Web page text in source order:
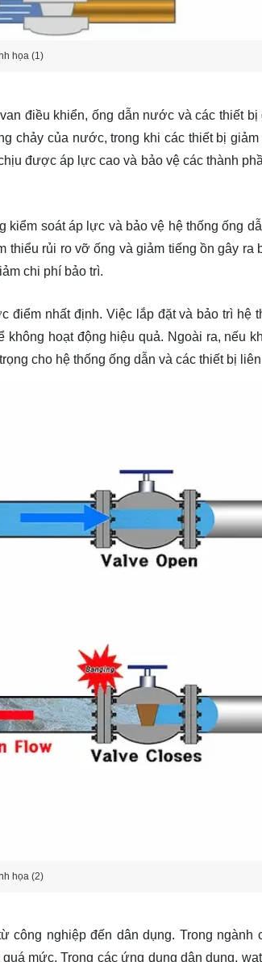
họa (1)
điều khiển, ống dẫn nước và các thiết bị
chảy của nước, trong khi các thiết bị
được áp lực cao và bảo vệ các thành
kiểm soát áp lực và bảo vệ hệ thống ống
thiểu rủi ro vỡ ống và giảm tiếng ồn gây ra
chi phí bảo trì.
điểm nhất định. Việc lắp đặt và bảo trì hệ
hoạt động hiệu quả. Ngoài ra, nếu
cho hệ thống ống dẫn và các thiết bị
họa (2)
nghiệp đến dân dụng. Trong ngành
mức. Trong các ứng dụng dân dụng,